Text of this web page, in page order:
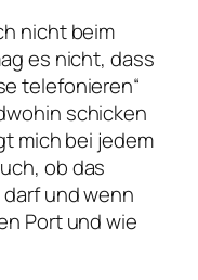
nicht beim
es nicht, dass
telefonieren“
schicken
mich bei jedem
ob das
und wenn
Port und wie